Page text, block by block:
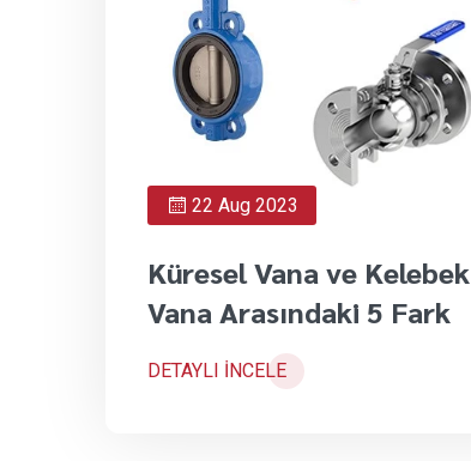
22 Aug 2023
Küresel Vana ve Kelebek
Vana Arasındaki 5 Fark
DETAYLI İNCELE